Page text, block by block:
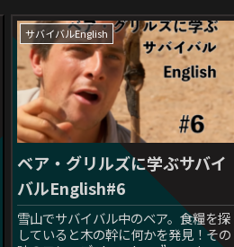
サバイバルEnglish
ベア・グリルズに学ぶサバイ
バルEnglish#6
雪山でサバイバル中のベア。食糧を探
していると木の幹に何かを発見！その